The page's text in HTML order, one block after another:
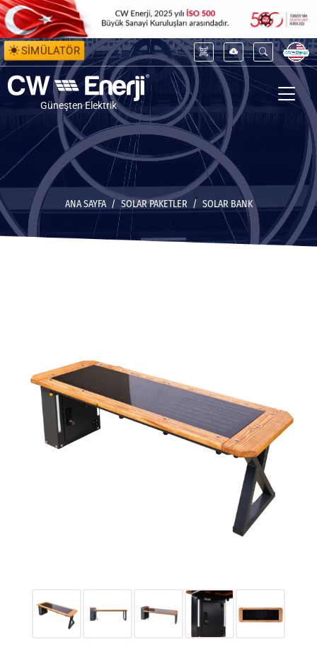
SİMÜLATÖR
Güneşten Elektrik
ANA SAYFA SOLAR PAKETLER SOLAR BANK